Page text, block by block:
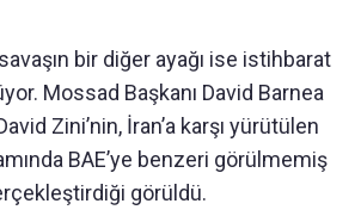
bir diğer ayağı ise istihbarat
Mossad Başkanı David Barnea
Zini’nin, İran’a karşı yürütülen
BAE’ye benzeri görülmemiş
görüldü.